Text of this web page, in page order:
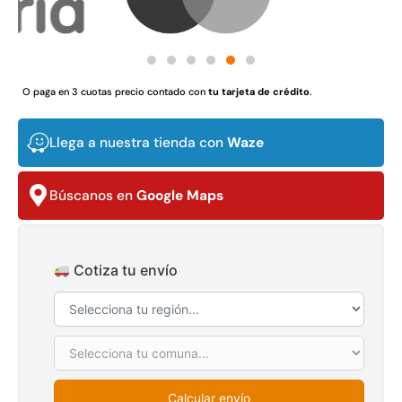
O paga en 3 cuotas precio contado con tu tarjeta de crédito.
Llega a nuestra tienda con Waze
Búscanos en Google Maps
Cotiza tu envío
Calcular envío
$ 3.790.990
Agregar al carrito
$2.892.120
30%
Transpaleta eléctrica carga
$2.842.858
$1.990.000